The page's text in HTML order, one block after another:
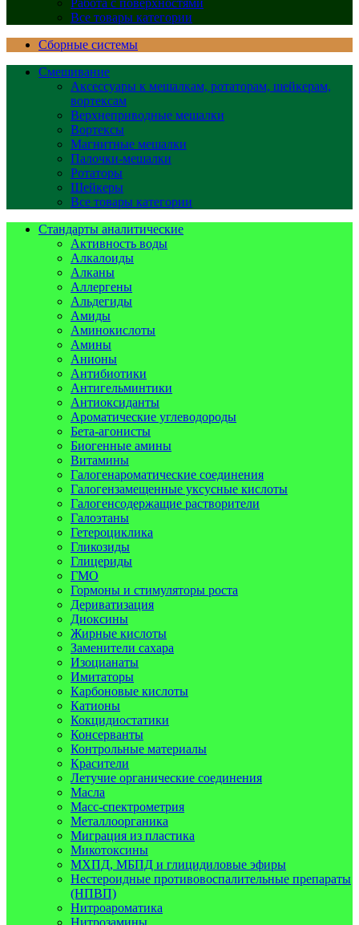
Работа с поверхностями
Все товары категории
Сборные системы
Смешивание
Аксессуары к мешалкам, ротаторам, шейкерам,
вортексам
Верхнеприводные мешалки
Вортексы
Магнитные мешалки
Палочки-мешалки
Ротаторы
Шейкеры
Все товары категории
Стандарты аналитические
Активность воды
Алкалоиды
Алканы
Аллергены
Альдегиды
Амиды
Аминокислоты
Амины
Анионы
Антибиотики
Антигельминтики
Антиоксиданты
Ароматические углеводороды
Бета-агонисты
Биогенные амины
Витамины
Галогенароматические соединения
Галогензамещенные уксусные кислоты
Галогенсодержащие растворители
Галоэтаны
Гетероциклика
Гликозиды
Глицериды
ГМО
Гормоны и стимуляторы роста
Дериватизация
Диоксины
Жирные кислоты
Заменители сахара
Изоцианаты
Имитаторы
Карбоновые кислоты
Катионы
Кокцидиостатики
Консерванты
Контрольные материалы
Красители
Летучие органические соединения
Масла
Масс-спектрометрия
Металлоорганика
Миграция из пластика
Микотоксины
МХПД, МБПД и глицидиловые эфиры
Нестероидные противовоспалительные препараты
(НПВП)
Нитроароматика
Нитрозамины